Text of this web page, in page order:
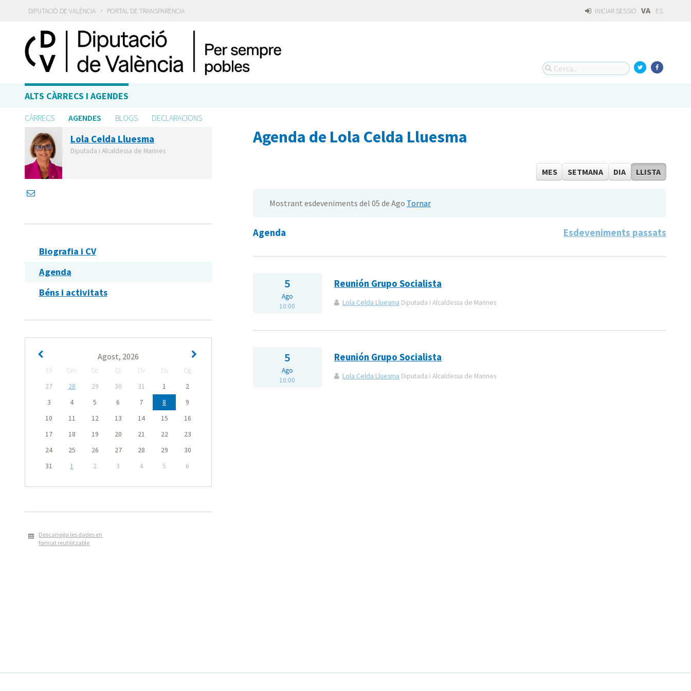
DIPUTACIÓ DE VALÈNCIA · PORTAL DE TRANSPARÈNCIA INICIAR SESSIÓ VA ES
ALTS CÀRRECS I AGENDES
CÀRRECS AGENDES BLOGS DECLARACIONS
Lola Celda Lluesma
Diputada i Alcaldessa de Marines
Biografia i CV
Agenda
Béns i activitats
Agost, 2026
Dl Dm Dc Dj Dv Ds
Dg
27
28 29 30 31 1
2
3
4 5 6 7 8
9
10
11 12 13 14 15
16
17
18 19 20 21 22
23
24
25 26 27 28 29
30
31
1 2 3 4 5 6
Descarrega les dades en
format reutilitzable
Agenda de Lola Celda Lluesma
MES SETMANA DIA LLISTA
Mostrant esdeveniments del 05 de Ago Tornar
Agenda Esdeveniments passats
5
Ago
10:00
Reunión Grupo Socialista
Lola Celda Lluesma Diputada i Alcaldessa de Marines
5
Ago
10:00
Reunión Grupo Socialista
Lola Celda Lluesma Diputada i Alcaldessa de Marines